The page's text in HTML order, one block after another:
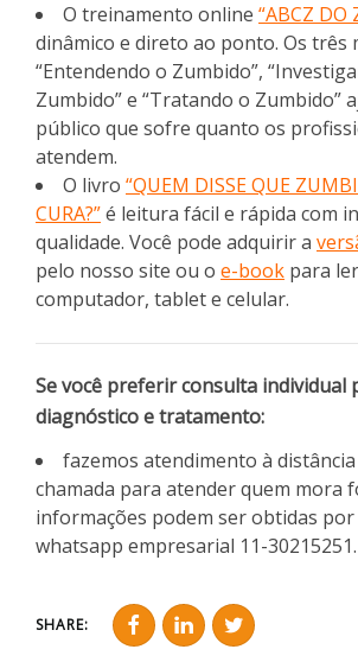
O treinamento online “ABCZ DO
dinâmico e direto ao ponto. Os três
“Entendendo o Zumbido”,
Zumbido” e “Tratando o Zumbido”
público que sofre quanto os
atendem.
O livro “QUEM DISSE QUE
CURA?”é leitura fácil e rápida com
qualidade. Você pode adquirir a
pelo nosso site ou o e-book para
computador, tablet e celular.
Se você preferir consulta individual
diagnóstico e tratamento:
fazemos atendimento à
chamada para atender quem mora
informações podem ser obtidas por
whatsapp empresarial 11-30215251.
SHARE: